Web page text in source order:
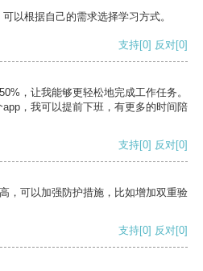
以根据自己的需求选择学习方式。
支持[0] 反对[0]
，让我能够更轻松地完成工作任务。
，我可以提前下班，有更多的时间陪
支持[0] 反对[0]
，可以加强防护措施，比如增加双重验
支持[0] 反对[0]